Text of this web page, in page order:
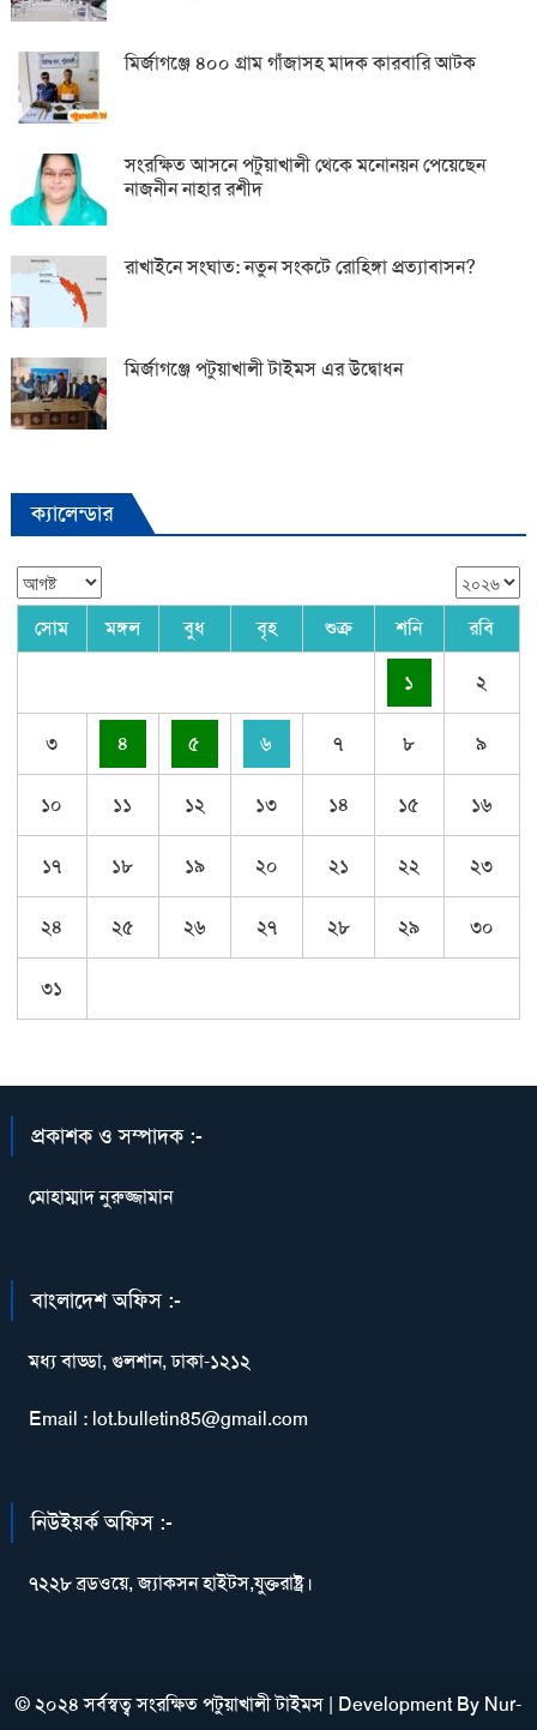
মির্জাগঞ্জে ৪০০ গ্রাম গাঁজাসহ মাদক কারবারি আটক
সংরক্ষিত আসনে পটুয়াখালী থেকে মনোনয়ন পেয়েছেন
নাজনীন নাহার রশীদ
রাখাইনে সংঘাত: নতুন সংকটে রোহিঙ্গা প্রত্যাবাসন?
মির্জাগঞ্জে পটুয়াখালী টাইমস এর উদ্বোধন
ক্যালেন্ডার
সোম মঙ্গল বুধ বৃহ শুক্র শনি রবি
১ ২
৩ ৪ ৫ ৬ ৭ ৮ ৯
১০ ১১ ১২ ১৩ ১৪ ১৫ ১৬
১৭ ১৮ ১৯ ২০ ২১ ২২ ২৩
২৪ ২৫ ২৬ ২৭ ২৮ ২৯ ৩০
৩১
প্রকাশক ও সম্পাদক :-
মোহাম্মাদ নুরুজ্জামান
বাংলাদেশ অফিস :-
মধ্য বাড্ডা, গুলশান, ঢাকা-১২১২
Email : lot.bulletin85@gmail.com
নিউইয়র্ক অফিস :-
৭২২৮ ব্রডওয়ে, জ্যাকসন হাইটস,যুক্তরাষ্ট্র।
© ২০২৪ সর্বস্বত্ব সংরক্ষিত পটুয়াখালী টাইমস | Development By Nur-